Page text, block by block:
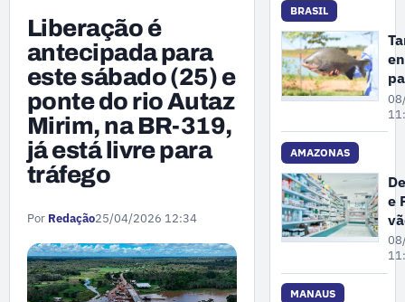
Liberação é
antecipada para
este sábado (25) e
ponte do rio Autaz
Mirim, na BR-319,
já está livre para
tráfego
Por Redação25/04/2026 12:34
BRASIL
de
do
AMAZONAS
e
MANAUS